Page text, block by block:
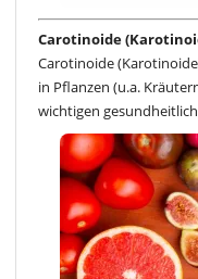
Carotinoide
Carotinoide
in Pflanzen (u.a.
wichtigen